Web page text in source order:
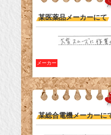
某医薬品メーカーにて
メーカー
某総合電機メーカーに